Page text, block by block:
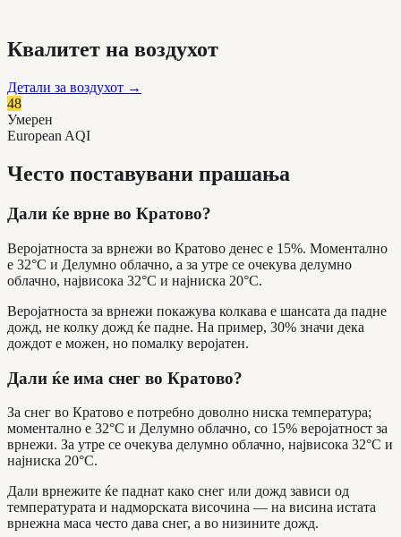
Квалитет на воздухот
Детали за воздухот →
48
Умерен
European AQI
Често поставувани прашања
Дали ќе врне во Кратово?
Веројатноста за врнежи во Кратово денес е 15%. Моментално
е 32°C и Делумно облачно, а за утре се очекува делумно
облачно, највисока 32°C и најниска 20°C.
Веројатноста за врнежи покажува колкава е шансата да падне
дожд, не колку дожд ќе падне. На пример, 30% значи дека
дождот е можен, но помалку веројатен.
Дали ќе има снег во Кратово?
За снег во Кратово е потребно доволно ниска температура;
моментално е 32°C и Делумно облачно, со 15% веројатност за
врнежи. За утре се очекува делумно облачно, највисока 32°C и
најниска 20°C.
Дали врнежите ќе паднат како снег или дожд зависи од
температурата и надморската височина — на висина истата
врнежна маса често дава снег, а во низините дожд.